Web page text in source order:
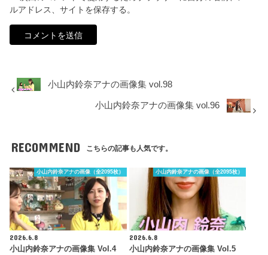
ルアドレス、サイトを保存する。
小山内鈴奈アナの画像集 vol.98
小山内鈴奈アナの画像集 vol.96
RECOMMEND こちらの記事も人気です。
小山内鈴奈アナの画像（全2095枚）
2026.6.8
小山内鈴奈アナの画像集 Vol.4
小山内鈴奈アナの画像（全2095枚）
2026.6.8
小山内鈴奈アナの画像集 Vol.5